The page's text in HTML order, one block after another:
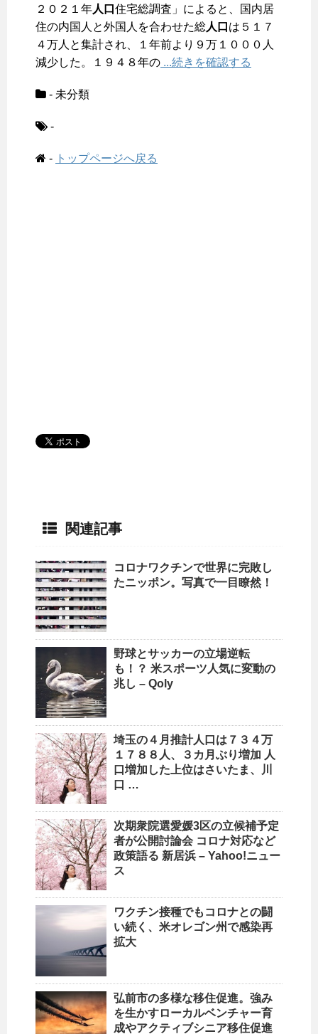
２０２１年人口 住宅総調査」によると、国内居
住の内国人と外国人を合わせた総人口 は５１７
４万人と集計され、１年前より９万１０００人
減少した。１９４８年の ...続きを確認する
- 未分類
-
- トップページへ戻る
関連記事
コロナワクチンで世界に完敗し
たニッポン。写真で一目瞭然！
野球とサッカーの立場逆転
も！？ 米スポーツ人気に変動の
兆し – Qoly
埼玉の４月推計人口 は７３４万
１７８８人、３カ月ぶり増加 人
口 増加した上位はさいたま、川
口 …
次期衆院選愛媛3区の立候補予定
者が公開討論会 コロナ対応など
政策語る 新居浜 – Yahoo!ニュー
ス
ワクチン接種でもコロナとの闘
い続く、米オレゴン州で感染再
拡大
弘前市の多様な移住促進。強み
を生かすローカルベンチャー育
成やアクティブシニア移住促進